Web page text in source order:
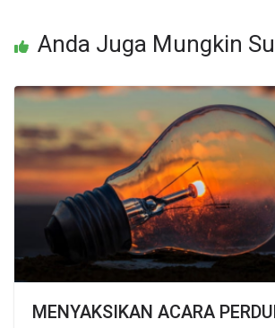
Anda Juga Mungkin
MENYAKSIKAN ACARA